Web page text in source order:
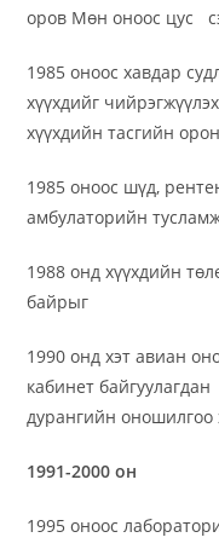
оров Мөн оноос цус
1985 оноос хавдар
хүүхдийг
хүүхдийн тасгийн
1985 оноос шүд,
амбулаторийн
1988 онд хүүхдийн
байрыг
1990 онд хэт авиан
кабинет
дурангийн оношилгоо
1991-2000 он
1995 оноос